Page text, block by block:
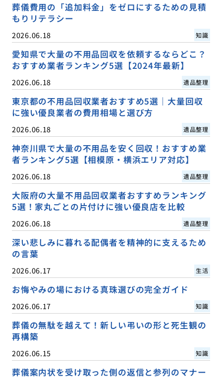
葬儀費用の「追加料金」をゼロにするための見積
もりリテラシー
2026.06.18 知識
愛知県で大量の不用品回収を依頼するならどこ？
おすすめ業者ランキング5選【2024年最新】
2026.06.18 遺品整理
東京都の不用品回収業者おすすめ5選｜大量回収
に強い優良業者の費用相場と選び方
2026.06.18 遺品整理
神奈川県で大量の不用品を安く回収！おすすめ業
者ランキング5選【相模原・横浜エリア対応】
2026.06.18 遺品整理
大阪府の大量不用品回収業者おすすめランキング
5選！家丸ごとの片付けに強い優良店を比較
2026.06.18 遺品整理
深い悲しみに暮れる配偶者を精神的に支えるため
の言葉
2026.06.17 生活
お悔やみの場における真珠選びの完全ガイド
2026.06.17 知識
葬儀の無駄を越えて！新しい弔いの形と死生観の
再構築
2026.06.15 知識
葬儀案内状を受け取った側の返信と参列のマナー